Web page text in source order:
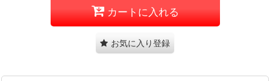
カートに入れる
お気に入り登録